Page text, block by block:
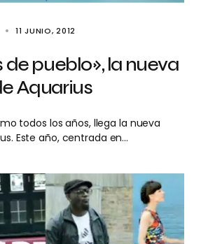
11 JUNIO, 2012
pueblo», la nueva
Aquarius
todos los años, llega la nueva
Este año, centrada en…